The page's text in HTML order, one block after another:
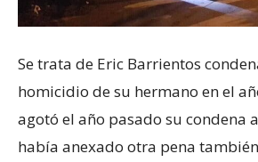
Se trata de Eric Barrientos
homicidio de su hermano en el
agotó el año pasado su condena
había anexado otra pena